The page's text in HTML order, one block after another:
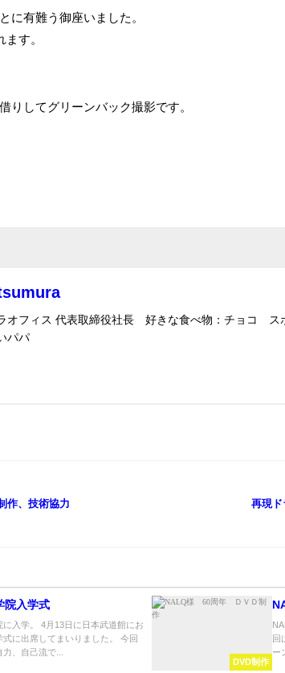
に有難う御座いました。
す。
りしてグリーンバック撮影です。
オフィス 代表取締役社長 好きな食べ物：チョコ
パパ
作、技術協力 再現ド
院入学式
入学。 4月13日に日本武道館にお
式に出席してまいりました。 今回
、自己流で...
DVD制作
回
ー